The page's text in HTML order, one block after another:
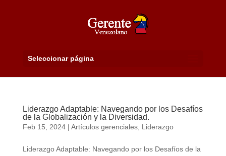
Seleccionar página
Liderazgo Adaptable: Navegando por los Desafíos
de la Globalización y la Diversidad.
Feb 15, 2024| Artículos gerenciales, Liderazgo
Liderazgo Adaptable: Navegando por los Desafíos de la